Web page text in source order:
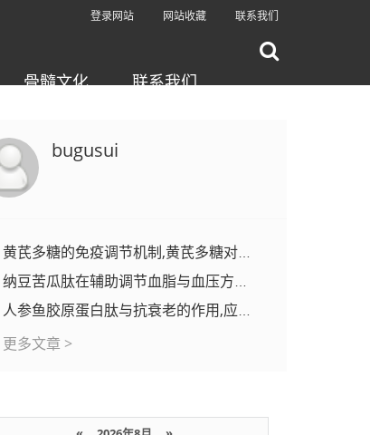
登录网站 网站收藏 联系我们
骨髓文化 联系我们
bugusui
黄芪多糖的免疫调节机制,黄芪多糖对调节免疫功能有效果吗？
纳豆苦瓜肽在辅助调节血脂与血压方面的应用分析
人参鱼胶原蛋白肽与抗衰老的作用,应用效果怎么样？
更多文章 >